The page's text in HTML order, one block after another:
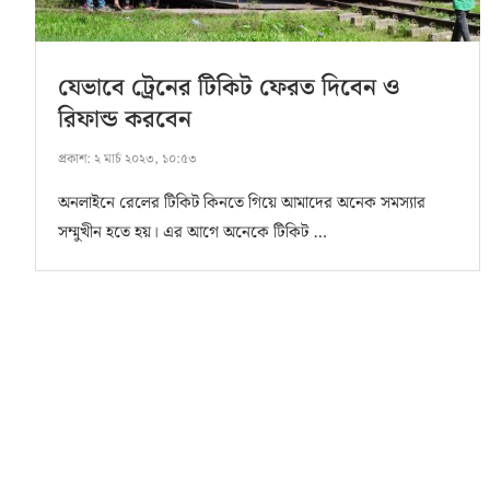
যেভাবে ট্রেনের টিকিট ফেরত দিবেন ও
রিফান্ড করবেন
প্রকাশ: ২ মার্চ ২০২৩, ১০:৫৩
অনলাইনে রেলের টিকিট কিনতে গিয়ে আমাদের অনেক সমস্যার
সম্মুখীন হতে হয়। এর আগে অনেকে টিকিট …